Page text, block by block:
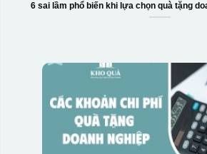
6 sai lầm phổ biến khi lựa chọn quà tặng